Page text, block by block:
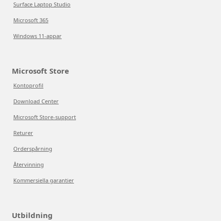
Surface Laptop Studio
Microsoft 365
Windows 11-appar
Microsoft Store
Kontoprofil
Download Center
Microsoft Store-support
Returer
Orderspårning
Återvinning
Kommersiella garantier
Utbildning